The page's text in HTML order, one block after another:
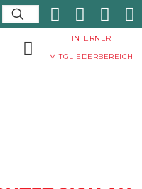
INTERNER
MITGLIEDERBEREICH